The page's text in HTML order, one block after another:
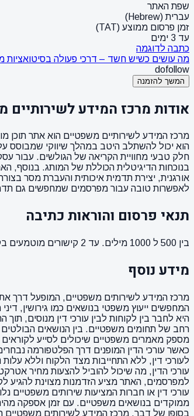
שפת האתר
עברית (Hebrew)
זמן פרסום ממוצע (TAT)
עד 3 ימים
כתבה לדוגמה
מה עושים כשיש חשד – דרכי פעולה בסיטואציות
dofollow
המשך להזמנה
אודות מרכז המידע לשירותיים
מרכז המידע לשירותיים משפטיים הוא אתר תוכן
הוא יכול להשתלב היטב במהלך שיווקי שמבוסס
חלק טבעי מחוויית הקריאה של הגולשים. עבור
לאפשרות טובה עבור מפרסמים שמחפשים גם
תנאי פרסום והוראות כתיבה
בין 500 ל 1000 מילים. עד 2 קישורים מוטמעים בקובץ וורד. אם תמונה ממך תמונה מאושרת לשימוש. הקישורים לא יופיעו בפסקה הראשונה של המאמר ( כותרת המשנה ).
מידע נוסף
המחפשים ייעוץ משפטי בנושאים כמו גירושין,
היא לחבר בין לקוחות לבין עורכי דין מנוסים,
רחב של תחומים משפטיים. בין הנושאים הבולטים
מספק מאמרים משפטיים שיכולים לסייע לקוראים
כאשר עורכי הדין המופנים דרך הפלטפורמה
לעורכי דין, ללא התחייבות מצד הלקוח וללא
עורכי הדין, מה שיכול להוביל להצעות מחיר
למפרסמים, האתר מציע הזדמנות מצוינת להגיע
עורכי דין או חברות המציעות שירותים משפטיים
בסופו של דבר, מרכז המידע לשירותים משפטיים